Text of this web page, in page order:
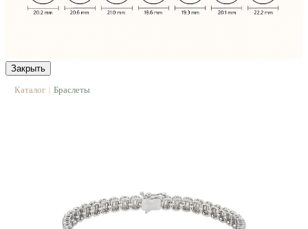
Закрыть
Каталог | Браслеты